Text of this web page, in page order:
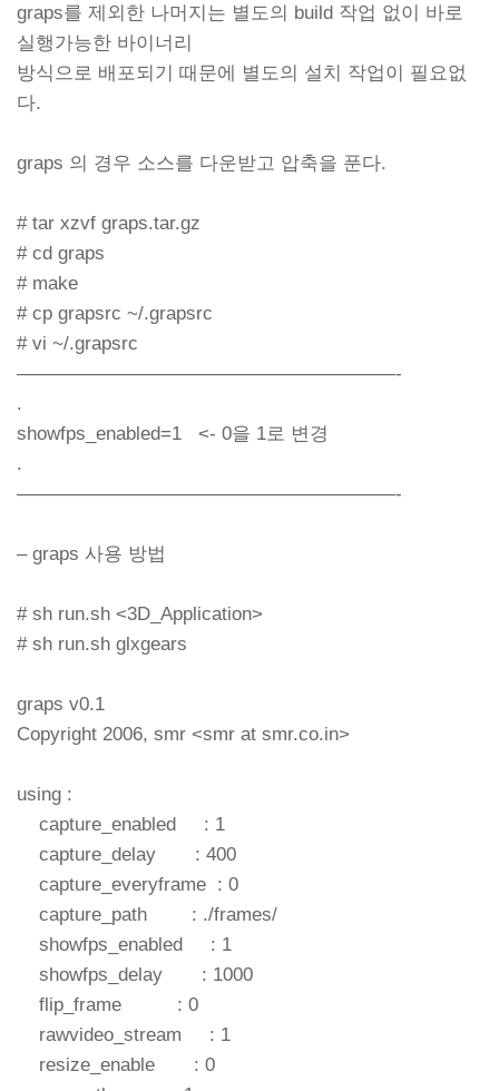
graps를 제외한 나머지는 별도의 build 작업 없이 바로
실행가능한 바이너리
방식으로 배포되기 때문에 별도의 설치 작업이 필요없
다.
graps 의 경우 소스를 다운받고 압축을 푼다.
# tar xzvf graps.tar.gz
# cd graps
# make
# cp grapsrc ~/.grapsrc
# vi ~/.grapsrc
————————————————————-
.
showfps_enabled=1 <- 0을 1로 변경
.
————————————————————-
– graps 사용 방법
# sh run.sh <3D_Application>
# sh run.sh glxgears
graps v0.1
Copyright 2006, smr <smr at smr.co.in>
using :
capture_enabled : 1
capture_delay : 400
capture_everyframe : 0
capture_path : ./frames/
showfps_enabled : 1
showfps_delay : 1000
flip_frame : 0
rawvideo_stream : 1
resize_enable : 0